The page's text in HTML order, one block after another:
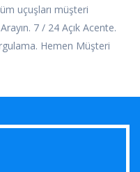
uçuşları müşteri
7 / 24 Açık Acente.
Hemen Müşteri